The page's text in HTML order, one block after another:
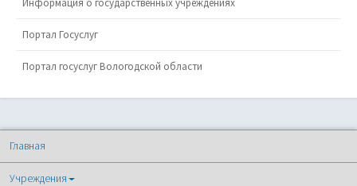
Информация о государственных учреждениях
Портал Госуслуг
Портал госуслуг Вологодской области
Главная
Учреждения